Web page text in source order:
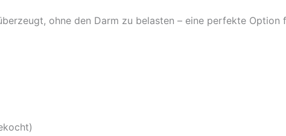
ohne den Darm zu belasten – eine perfekte